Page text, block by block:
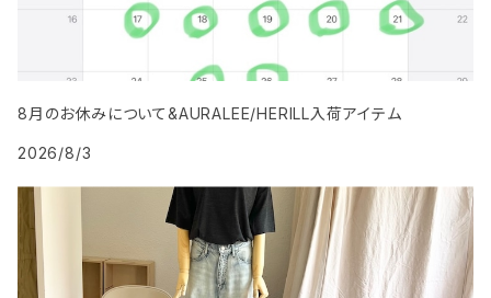
8月のお休みについて&AURALEE/HERILL入荷アイテム
2026/8/3